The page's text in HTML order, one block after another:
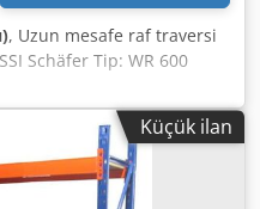
, Uzun mesafe raf traversi
Schäfer Tip: WR 600
01x uzun raf traversi,
5010 enziyan mavisi Kutu
tipi: TR4-240-064-25CEL
02x kilitleme pimleri,
Yan elemanları
Küçük ilan